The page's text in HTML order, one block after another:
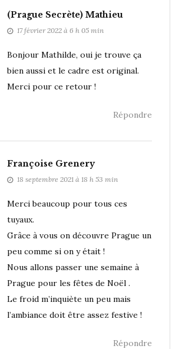
(Prague Secrète) Mathieu
17 février 2022 à 6 h 05 min
Bonjour Mathilde, oui je trouve ça
bien aussi et le cadre est original.
Merci pour ce retour !
Répondre
Françoise Grenery
18 septembre 2021 à 18 h 53 min
Merci beaucoup pour tous ces
tuyaux.
Grâce à vous on découvre Prague un
peu comme si on y était !
Nous allons passer une semaine à
Prague pour les fêtes de Noël .
Le froid m’inquiète un peu mais
l’ambiance doit être assez festive !
Répondre